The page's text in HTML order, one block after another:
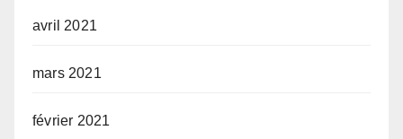
avril 2021
mars 2021
février 2021